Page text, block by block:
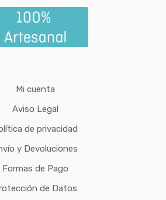
Mi cuenta
Aviso Legal
de privacidad
y Devoluciones
Formas de Pago
de Datos